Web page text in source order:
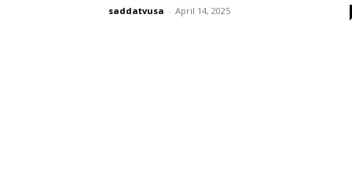
saddatvusa - April 14, 2025